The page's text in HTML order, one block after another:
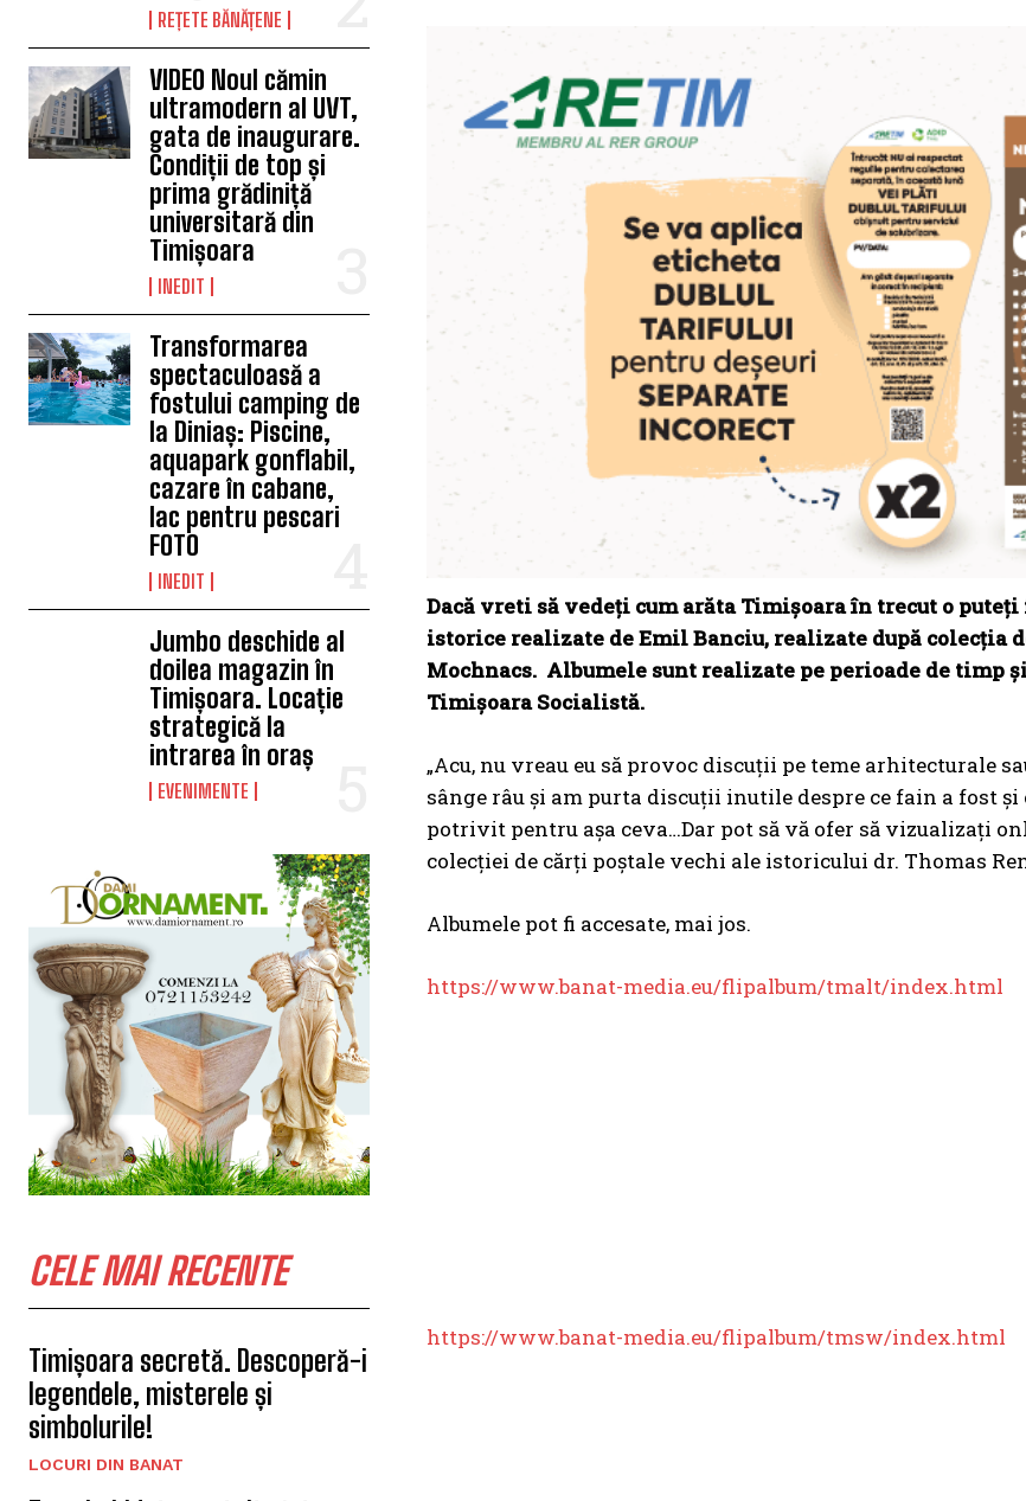
REȚETE BĂNĂȚENE
VIDEO Noul cămin
ultramodern al UVT,
gata de inaugurare.
Condiții de top și
prima grădiniță
universitară din
Timișoara
INEDIT
Transformarea
spectaculoasă a
fostului camping de
la Diniaș: Piscine,
aquapark gonflabil,
cazare în cabane,
lac pentru pescari
FOTO
INEDIT
Jumbo deschide al
doilea magazin în
Timișoara. Locație
strategică la
intrarea în oraș
EVENIMENTE
CELE MAI RECENTE
Timișoara secretă. Descoperă-i
legendele, misterele și
simbolurile!
LOCURI DIN BANAT
Dacă vreti să vedeți cum arăta Timișoara în trecut o
istorice realizate de Emil Banciu, realizate după colecția
Mochnacs. Albumele sunt realizate pe perioade de timp
Timișoara Socialistă.
„Acu, nu vreau eu să provoc discuții pe teme arhitecturale
sânge râu și am purta discuții inutile despre ce fain a fost și
potrivit pentru așa ceva…Dar pot să vă ofer să vizualizați
colecției de cărți poștale vechi ale istoricului dr. Thomas
Albumele pot fi accesate, mai jos.
https://www.banat-media.eu/flipalbum/tmalt/index.html
https://www.banat-media.eu/flipalbum/tmsw/index.html